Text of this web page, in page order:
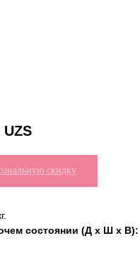
UZS
скидку
состоянии (Д х Ш х В):